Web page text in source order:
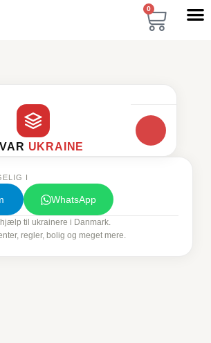
0
UKRAINE
til Viktor AI
gratis for at komme i gang.
→
I
WhatsApp
til ukrainere i Danmark.
regler, bolig og meget mere.